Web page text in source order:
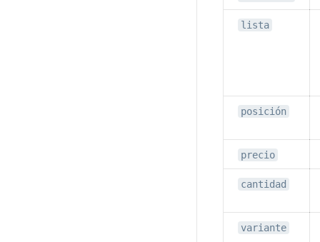
lista
posición
precio
cantidad
variante